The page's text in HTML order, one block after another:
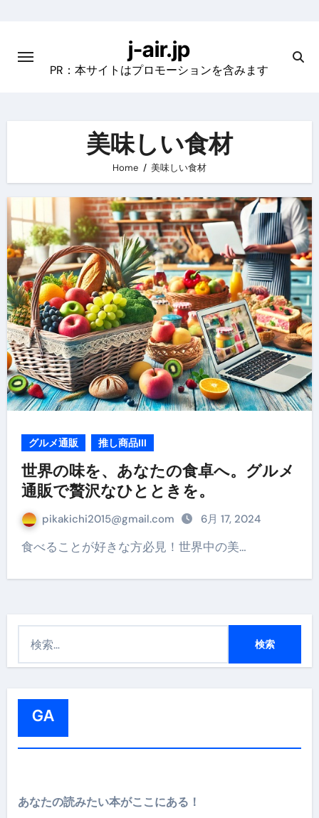
content
j-air.jp
PR：本サイトはプロモーションを含みます
美味しい食材
Home 美味しい食材
グルメ通販 推し商品III
世界の味を、あなたの食卓へ。グルメ
通販で贅沢なひとときを。
pikakichi2015@gmail.com 6月 17, 2024
食べることが好きな方必見！世界中の美…
GA
あなたの読みたい本がここにある！